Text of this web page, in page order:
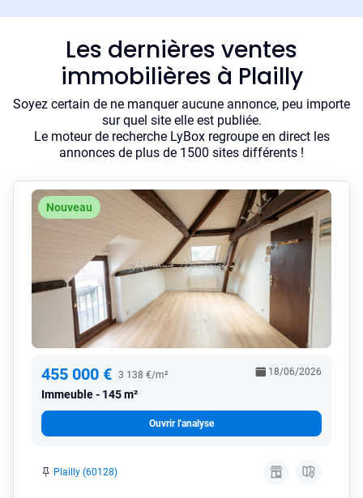
Les dernières ventes
immobilières à Plailly
Soyez certain de ne manquer aucune annonce, peu importe
sur quel site elle est publiée.
Le moteur de recherche LyBox regroupe en direct les
annonces de plus de 1500 sites différents !
Nouveau
455 000 € 3 138 €/m²
Immeuble 145 m²
18/06/2026
Ouvrir l'analyse
Plailly (60128)